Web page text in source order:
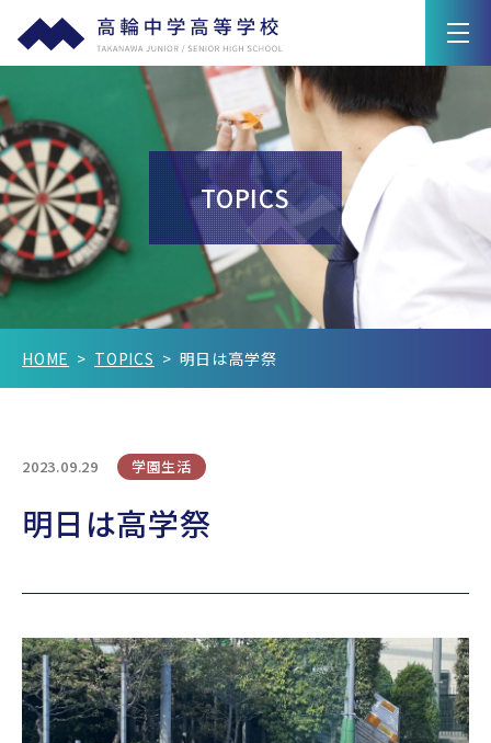
教育の特色
高輪ライフ
入試情報
在校生保護者の方へ
TOPICS
採用情報
アクセス
お問い合わせ
個人情報保護方針
TOPICS
HOME TOPICS 明日は高学祭
2023.09.29 学園生活
明日は高学祭